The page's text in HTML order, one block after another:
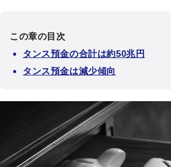
この章の目次
タンス預金の合計は約50兆円
タンス預金は減少傾向